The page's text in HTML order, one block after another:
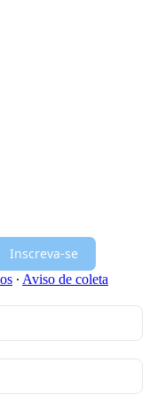
Inscreva-se
∙ Aviso de coleta